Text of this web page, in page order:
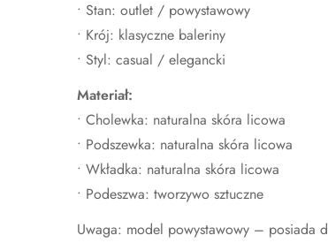
• Stan: outlet / powystawowy
• Krój: klasyczne baleriny
• Styl: casual / elegancki
Materiał:
• Cholewka: naturalna skóra licowa
• Podszewka: naturalna skóra licowa
• Wkładka: naturalna skóra licowa
• Podeszwa: tworzywo sztuczne
Uwaga: model powystawowy – posiada